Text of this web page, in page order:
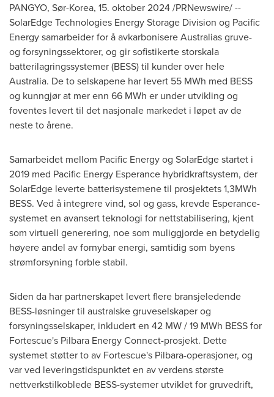
PANGYO, Sør-Korea, 15. oktober 2024/PRNewswire/ --
SolarEdge Technologies Energy Storage Division og Pacific
Energy samarbeider for å avkarbonisere Australias gruve-
og forsyningssektorer, og gir sofistikerte storskala
batterilagringssystemer (BESS) til kunder over hele
Australia. De to selskapene har levert 55 MWh med BESS
og kunngjør at mer enn 66 MWh er under utvikling og
foventes levert til det nasjonale markedet i løpet av de
neste to årene.
Samarbeidet mellom Pacific Energy og SolarEdge startet i
2019 med Pacific Energy Esperance hybridkraftsystem, der
SolarEdge leverte batterisystemene til prosjektets 1,3MWh
BESS. Ved å integrere vind, sol og gass, krevde Esperance-
systemet en avansert teknologi for nettstabilisering, kjent
som virtuell generering, noe som muliggjorde en betydelig
høyere andel av fornybar energi, samtidig som byens
strømforsyning forble stabil.
Siden da har partnerskapet levert flere bransjeledende
BESS-løsninger til australske gruveselskaper og
forsyningsselskaper, inkludert en 42 MW / 19 MWh BESS for
Fortescue's Pilbara Energy Connect-prosjekt. Dette
systemet støtter to av Fortescue's Pilbara-operasjoner, og
var ved leveringstidspunktet en av verdens største
nettverkstilkoblede BESS-systemer utviklet for gruvedrift,